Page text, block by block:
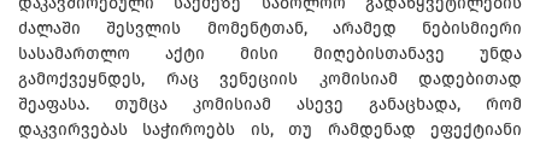
ძალაში შესვლის მომენტთან, არამედ ნებისმიერი
სასამართლო აქტი მისი მიღებისთანავე უნდა
გამოქვეყნდეს, რაც ვენეციის კომისიამ დადებითად
შეაფასა. თუმცა კომისიამ ასევე განაცხადა, რომ
დაკვირვებას საჭიროებს ის, თუ რამდენად ეფექტიანი